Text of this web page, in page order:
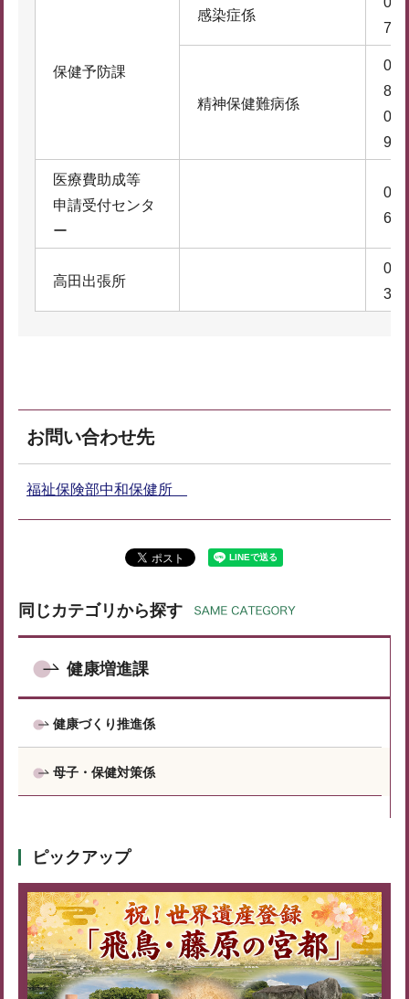
保健予防課
感染症係
7
精神保健難病係
8
9
医療費助成等
申請受付センタ
ー
6
高田出張所
3
お問い合わせ先
福祉保険部中和保健所
同じカテゴリから探す
健康増進課
健康づくり推進係
母子・保健対策係
ピックアップ